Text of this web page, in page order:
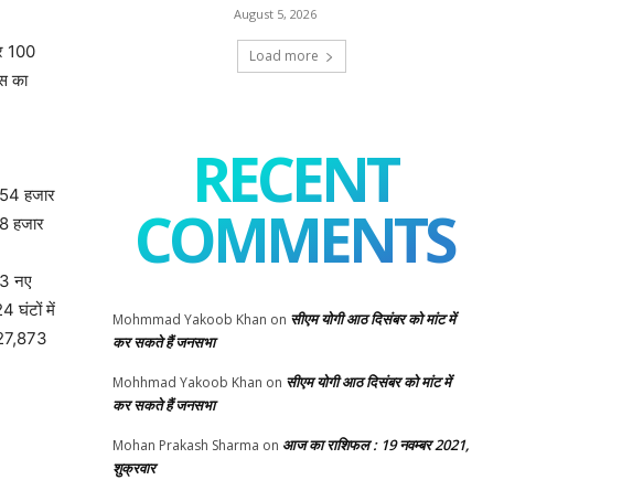
100
का
हजार
हजार
नए
घंटों में
August 5, 2026
Load more
RECENT
COMMENTS
Mohmmad Yakoob Khan on सीएम योगी आठ दिसंबर को मांट में
कर सकते हैं जनसभा
Mohhmad Yakoob Khan on सीएम योगी आठ दिसंबर को मांट में
कर सकते हैं जनसभा
Mohan Prakash Sharma on आज का राशिफल : 19 नवम्बर 2021,
शुक्रवार